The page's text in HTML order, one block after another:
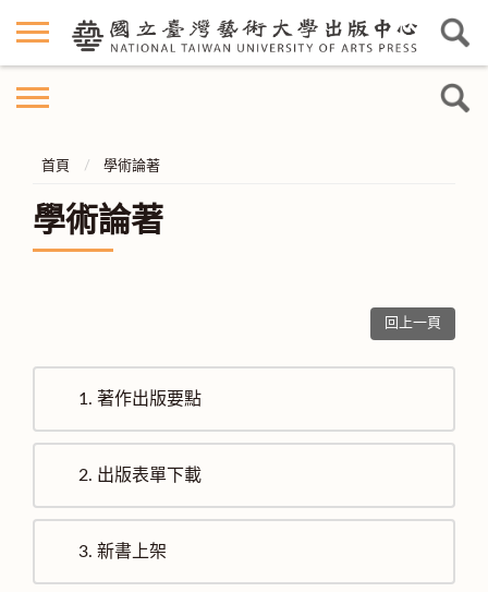
首頁 學術論著
學術論著
回上一頁
1. 著作出版要點
2. 出版表單下載
3. 新書上架